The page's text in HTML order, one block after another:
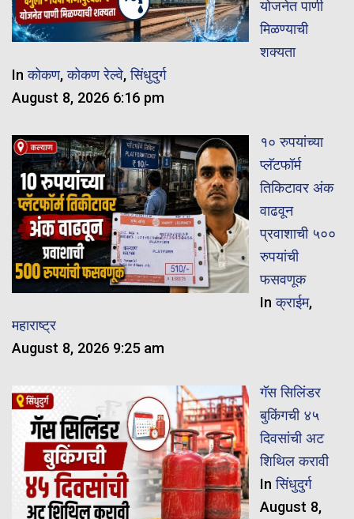
योजनेत पाणी
मिळण्याची
शक्यता
Inकोकण,कोकण रेल्वे,सिंधुदुर्ग
August 8, 2026 6:16 pm
१० रुपयांच्या
प्लॅटफॉर्म
तिकिटावर अंक
वाढवून
प्रवाशाची ५००
रुपयांची
फसवणूक
Inक्राईम,
महाराष्ट्र
August 8, 2026 9:25 am
गॅस सिलिंडर
बुकिंगची ४५
दिवसांची अट
शिथिल करावी
Inसिंधुदुर्ग
August 8,